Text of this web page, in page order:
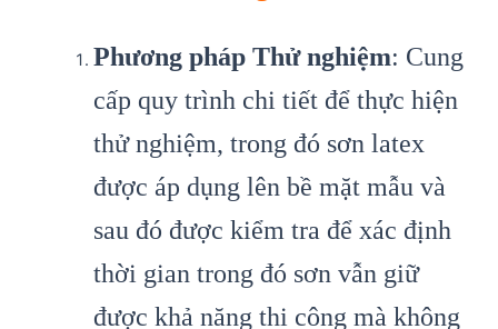
Phương pháp Thử nghiệm: Cung
cấp quy trình chi tiết để thực hiện
thử nghiệm, trong đó sơn latex
được áp dụng lên bề mặt mẫu và
sau đó được kiểm tra để xác định
thời gian trong đó sơn vẫn giữ
được khả năng thi công mà không